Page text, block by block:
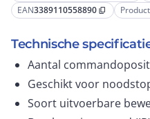
EAN3389110558890 content_copy
Technische
Aantal
Geschikt voor
Soort uitvoerbare